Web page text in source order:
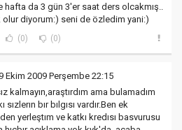
hafta da 3 gün 3'er saat ders olcakmış..
olur diyorum:) seni de özledim yani:)
(0) (0)
Ekim 2009 Perşembe 22:15
kalmayın,araştırdım ama bulamadım
sızlerın bır bılgısı vardır.Ben ek
yerleştım ve katkı kredısı basvurusu